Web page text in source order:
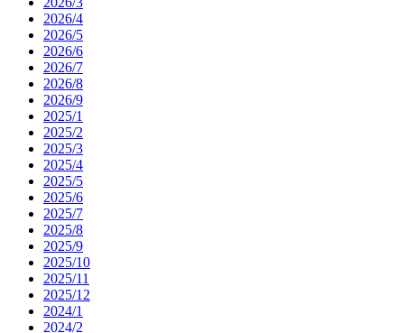
2026/4
2026/5
2026/6
2026/7
2026/8
2026/9
2025/1
2025/2
2025/3
2025/4
2025/5
2025/6
2025/7
2025/8
2025/9
2025/10
2025/11
2025/12
2024/1
2024/2